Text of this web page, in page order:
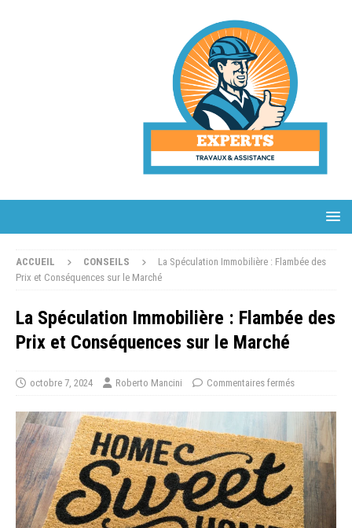
ACCUEIL CONSEILS
La Spéculation Immobilière : Flambée des
Prix et Conséquences sur le Marché
La Spéculation Immobilière : Flambée des
Prix et Conséquences sur le Marché
octobre 7, 2024 Roberto Mancini Commentaires fermés